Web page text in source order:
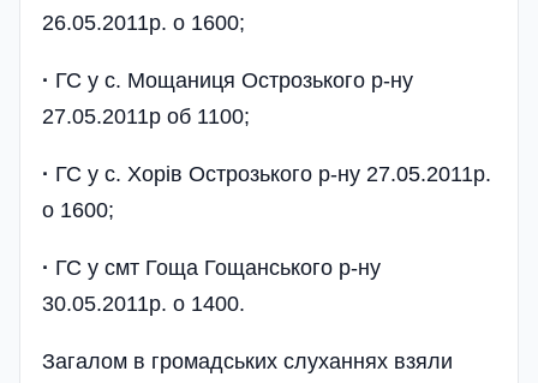
26.05.2011р. о 1600;
· ГС у с. Мощаниця Острозького р-ну
27.05.2011р об 1100;
· ГС у с. Хорів Острозького р-ну 27.05.2011р.
о 1600;
· ГС у смт Гоща Гощанського р-ну
30.05.2011р. о 1400.
Загалом в громадських слуханнях взяли